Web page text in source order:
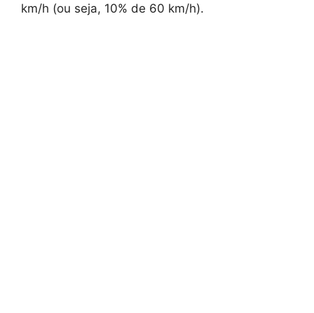
km/h (ou seja, 10% de 60 km/h).